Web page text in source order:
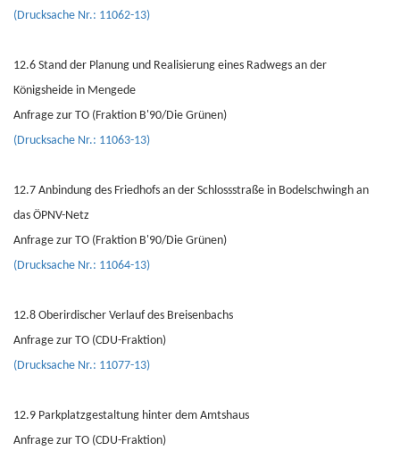
(Drucksache Nr.: 11062-13)
12.6 Stand der Planung und Realisierung eines Radwegs an der
Königsheide in Mengede
Anfrage zur TO (Fraktion B'90/Die Grünen)
(Drucksache Nr.: 11063-13)
12.7 Anbindung des Friedhofs an der Schlossstraße in Bodelschwingh an
das ÖPNV-Netz
Anfrage zur TO (Fraktion B'90/Die Grünen)
(Drucksache Nr.: 11064-13)
12.8 Oberirdischer Verlauf des Breisenbachs
Anfrage zur TO (CDU-Fraktion)
(Drucksache Nr.: 11077-13)
12.9 Parkplatzgestaltung hinter dem Amtshaus
Anfrage zur TO (CDU-Fraktion)